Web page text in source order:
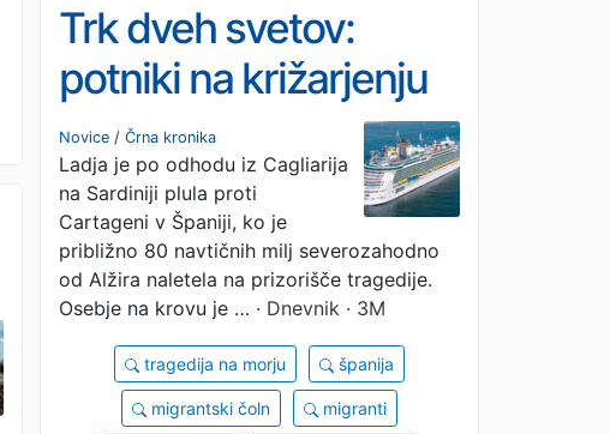
Trk dveh svetov:
potniki na križarjenju
po Sredozemlju v
morju zagledali več
trupel
Novice / Črna kronika
Ladja je po odhodu iz Cagliarija
na Sardiniji plula proti
Cartageni v Španiji, ko je
približno 80 navtičnih milj severozahodno
od Alžira naletela na prizorišče tragedije.
Osebje na krovu je … · Dnevnik · 3M
tragedija na morju španija
migrantski čoln migranti